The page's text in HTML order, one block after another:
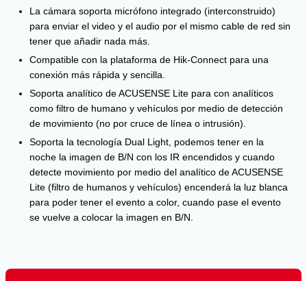
La cámara soporta micrófono integrado (interconstruido)
para enviar el video y el audio por el mismo cable de red sin
tener que añadir nada más.
Compatible con la plataforma de Hik-Connect para una
conexión más rápida y sencilla.
Soporta analítico de ACUSENSE Lite para con analíticos
como filtro de humano y vehículos por medio de detección
de movimiento (no por cruce de línea o intrusión).
Soporta la tecnología Dual Light, podemos tener en la
noche la imagen de B/N con los IR encendidos y cuando
detecte movimiento por medio del analítico de ACUSENSE
Lite (filtro de humanos y vehículos) encenderá la luz blanca
para poder tener el evento a color, cuando pase el evento
se vuelve a colocar la imagen en B/N.